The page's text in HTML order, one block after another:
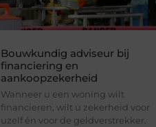
Bouwkundig adviseur bij
financiering en
aankoopzekerheid
Wanneer u een woning wilt
financieren, wilt u zekerheid voor
uzelf én voor de geldverstrekker.